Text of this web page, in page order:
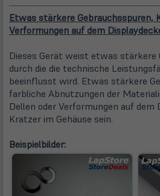
Etwas stärkere Gebrauchsspuren,
Verformungen auf dem
Dieses Gerät weist etwas stärkere
durch die die technische
beeinflusst wird. Etwas stärkere
farbliche Abnutzungen der
Dellen oder Verformungen auf dem
Kratzer im Gehäuse sein.
Beispielbilder: